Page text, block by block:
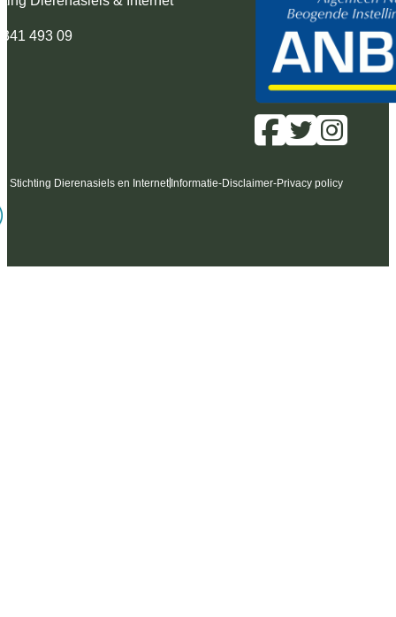
493 09
Stichting Dierenasiels en Internet Informatie-Disclaimer-Privacy policy